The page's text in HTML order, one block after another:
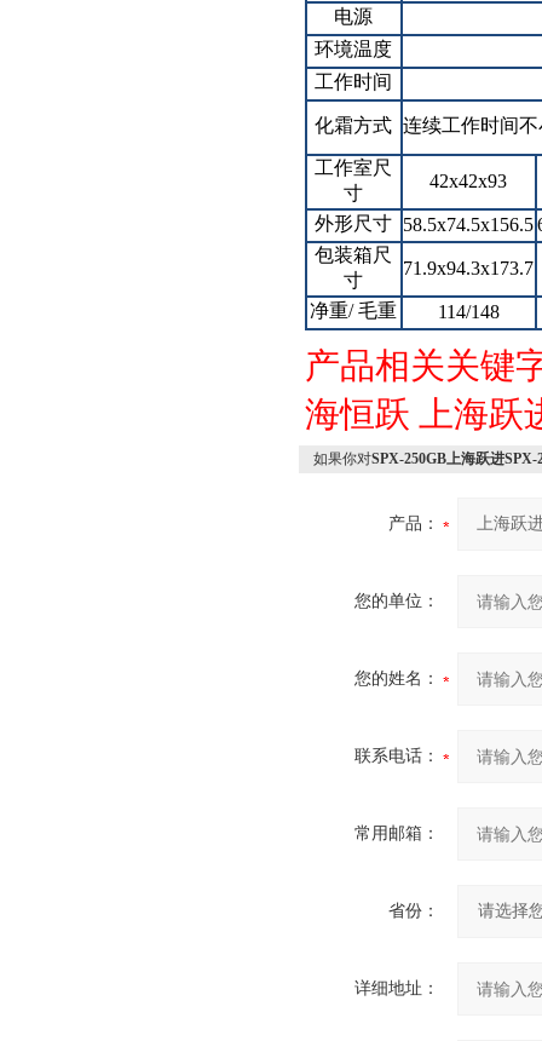
电源
环境温度
工作时间
化霜方式 连续工作时间
工作室尺
寸
42x42x93
外形尺寸 58.5x74.5x156.5
包装箱尺
寸
71.9x94.3x173.7
净重/ 毛重 114/148
产品相关关键
海恒跃
上海
如果你对SPX-250GB上海跃进
产品：
您的单位：
您的姓名：
联系电话：
常用邮箱：
省份：
详细地址：